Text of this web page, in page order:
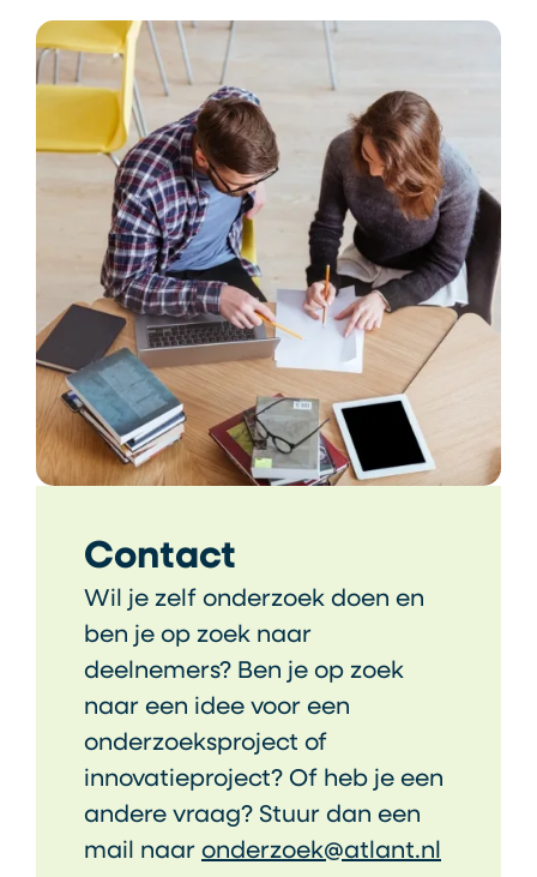
Contact
Wil je zelf onderzoek doen en
ben je op zoek naar
deelnemers? Ben je op zoek
naar een idee voor een
onderzoeksproject of
innovatieproject? Of heb je een
andere vraag? Stuur dan een
mail naar onderzoek@atlant.nl